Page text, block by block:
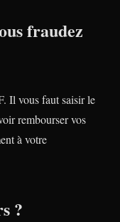
fraudez
Il vous faut saisir le
rembourser vos
à votre
?